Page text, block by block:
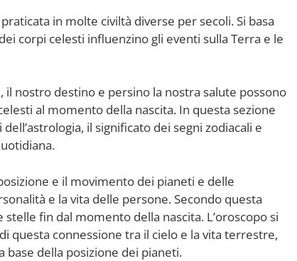
in molte civiltà diverse per secoli. Si basa
corpi celesti influenzino gli eventi sulla Terra e le
il nostro destino e persino la nostra salute possono
al momento della nascita. In questa sezione
il significato dei segni zodiacali e
e il movimento dei pianeti e delle
e la vita delle persone. Secondo questa
fin dal momento della nascita. L’oroscopo si
questa connessione tra il cielo e la vita terrestre,
della posizione dei pianeti.